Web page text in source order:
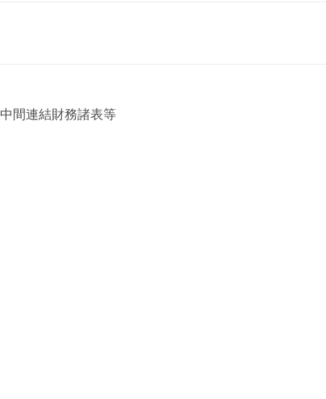
中間連結財務諸表等